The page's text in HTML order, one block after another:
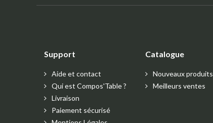
Support
Aide et contact
Qui est Compos'Table ?
Livraison
Paiement sécurisé
Catalogue
Nouveaux produits
Meilleurs ventes